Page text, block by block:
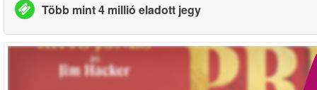
Több mint 4 millió eladott jegy